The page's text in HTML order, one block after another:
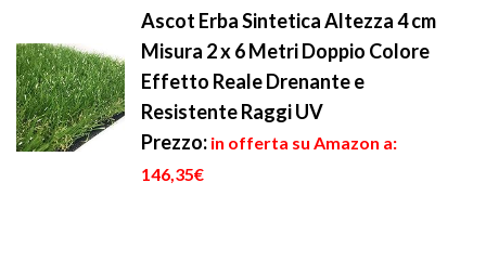
Ascot Erba Sintetica Altezza 4 cm
Misura 2 x 6 Metri Doppio Colore
Effetto Reale Drenante e
Resistente Raggi UV
Prezzo: in offerta su Amazon a:
146,35€